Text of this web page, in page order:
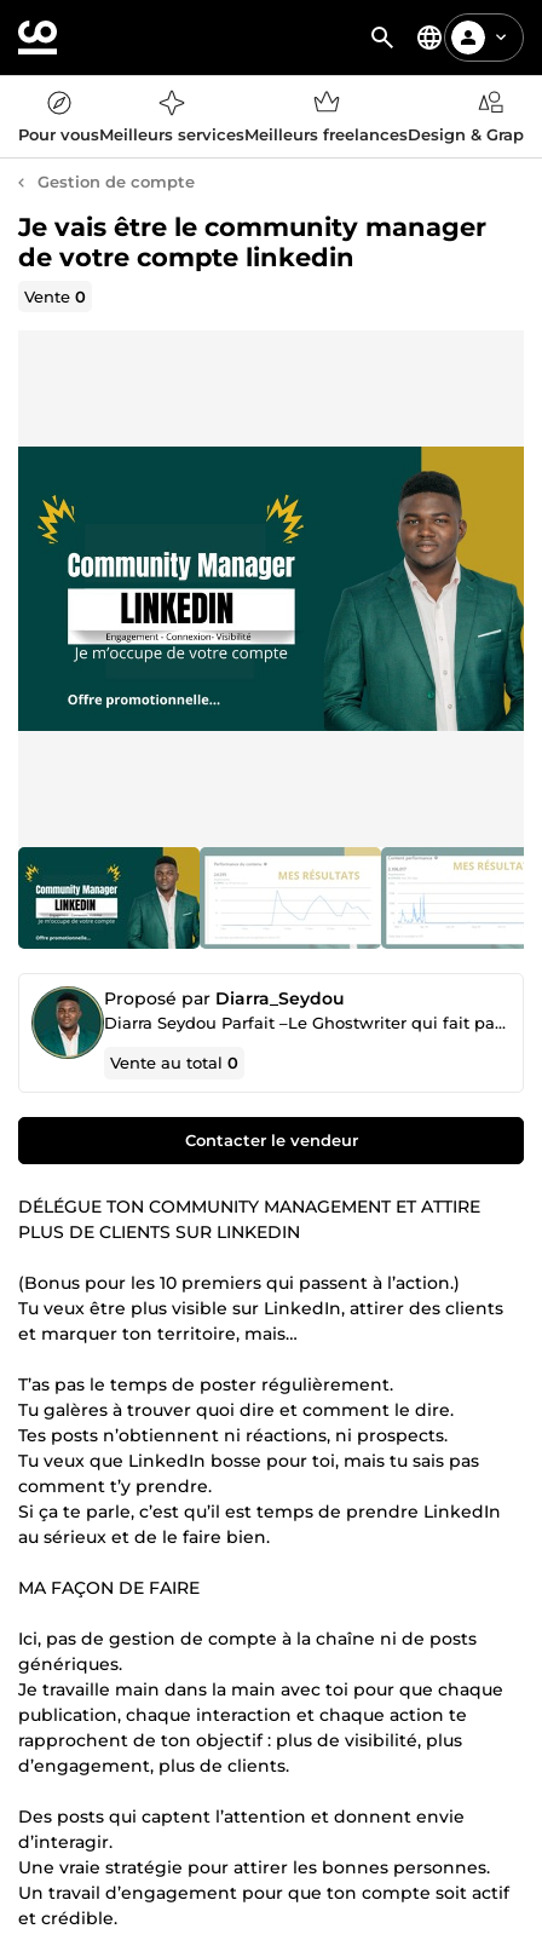
Pour vousMeilleurs servicesMeilleurs freelancesDesign &
Gestion de compte
Je vais être le community manager
de votre compte linkedin
Vente0
Proposé par Diarra_Seydou
Diarra Seydou Parfait –Le Ghostwriter qui fait parler ton business
Vente au total0
Contacter le vendeur
DÉLÉGUE TON COMMUNITY MANAGEMENT ET ATTIRE
PLUS DE CLIENTS SUR LINKEDIN
(Bonus pour les 10 premiers qui passent à l’action.)
Tu veux être plus visible sur LinkedIn, attirer des clients
et marquer ton territoire, mais…
T’as pas le temps de poster régulièrement.
Tu galères à trouver quoi dire et comment le dire.
Tes posts n’obtiennent ni réactions, ni prospects.
Tu veux que LinkedIn bosse pour toi, mais tu sais pas
comment t’y prendre.
Si ça te parle, c’est qu’il est temps de prendre LinkedIn
au sérieux et de le faire bien.
MA FAÇON DE FAIRE
Ici, pas de gestion de compte à la chaîne ni de posts
génériques.
Je travaille main dans la main avec toi pour que chaque
publication, chaque interaction et chaque action te
rapprochent de ton objectif : plus de visibilité, plus
d’engagement, plus de clients.
Des posts qui captent l’attention et donnent envie
d’interagir.
Une vraie stratégie pour attirer les bonnes personnes.
Un travail d’engagement pour que ton compte soit actif
et crédible.